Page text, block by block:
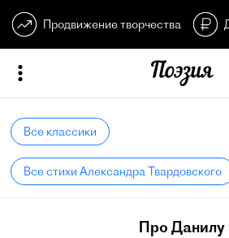
Продвижение творчества
Все классики
Все стихи Александра Твардовского
Про Данилу